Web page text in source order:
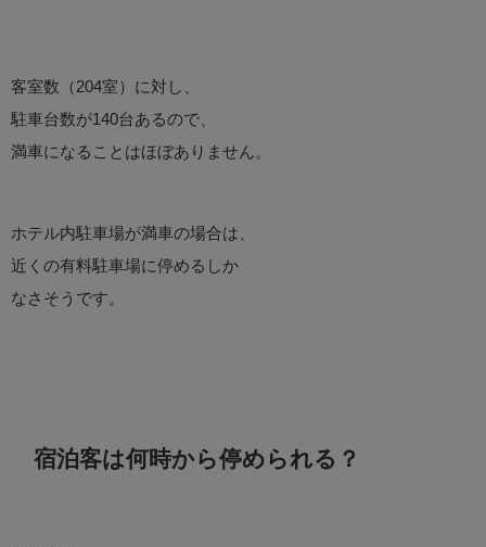
客室数（204室）に対し、
駐車台数が140台あるので、
満車になることはほぼありません。
ホテル内駐車場が満車の場合は、
近くの有料駐車場に停めるしか
なさそうです。
宿泊客は何時から停められる？